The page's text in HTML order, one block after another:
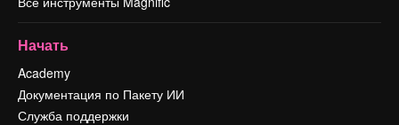
Начать
Academy
Документация по Пакету ИИ
Служба поддержки